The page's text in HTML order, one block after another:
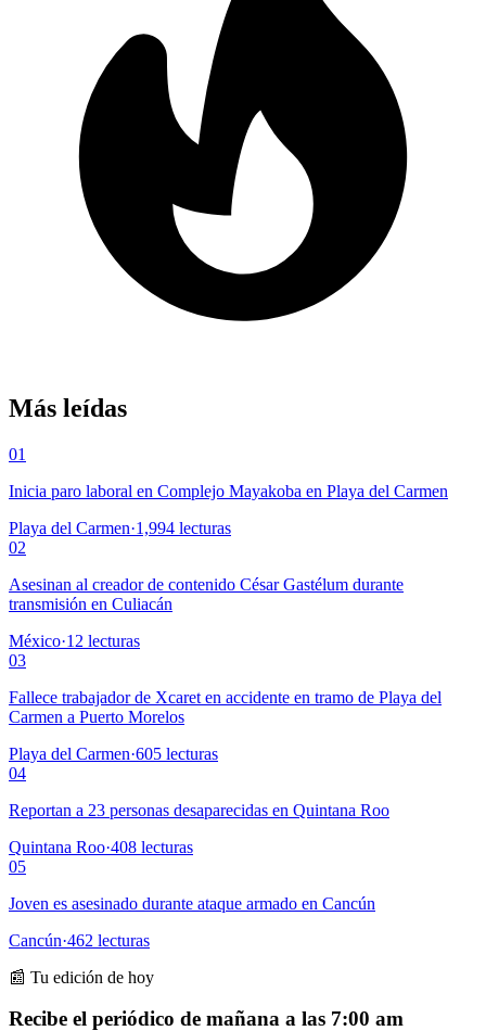
Más leídas
01
Inicia paro laboral en Complejo Mayakoba en Playa del Carmen
Playa del Carmen·1,994 lecturas
02
Asesinan al creador de contenido César Gastélum durante
transmisión en Culiacán
México·12 lecturas
03
Fallece trabajador de Xcaret en accidente en tramo de Playa del
Carmen a Puerto Morelos
Playa del Carmen·605 lecturas
04
Reportan a 23 personas desaparecidas en Quintana Roo
Quintana Roo·408 lecturas
05
Joven es asesinado durante ataque armado en Cancún
Cancún·462 lecturas
📰 Tu edición de hoy
Recibe el periódico de mañana a las 7:00 am